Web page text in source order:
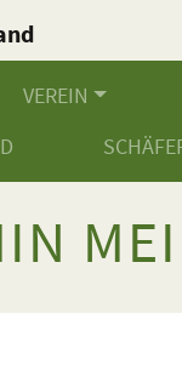
VEREIN